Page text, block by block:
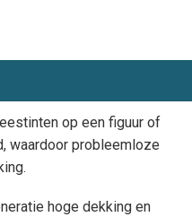
op een figuur of
waardoor probleemloze
hoge dekking en